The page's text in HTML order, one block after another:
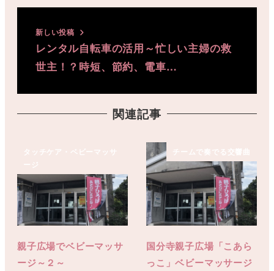
新しい投稿
レンタル自転車の活用～忙しい主婦の救
世主！？時短、節約、電車…
関連記事
タッチケア・ベビーマッサ
ージ
親子広場でベビーマッサ
ージ～２～
チームで奏でる交響曲
国分寺親子広場「こあら
っこ」ベビーマッサージ